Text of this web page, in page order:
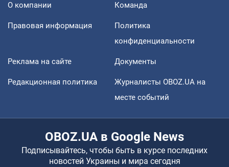
О компании Команда
Правовая информация
Политика
конфиденциальности
Реклама на сайте Документы
Редакционная политика
Журналисты OBOZ.UA на
месте событий
OBOZ.UA в Google News
Подписывайтесь, чтобы быть в курсе последних
новостей Украины и мира сегодня